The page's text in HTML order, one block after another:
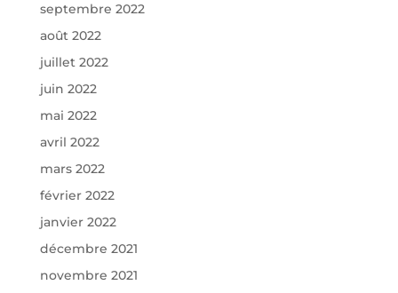
septembre 2022
août 2022
juillet 2022
juin 2022
mai 2022
avril 2022
mars 2022
février 2022
janvier 2022
décembre 2021
novembre 2021